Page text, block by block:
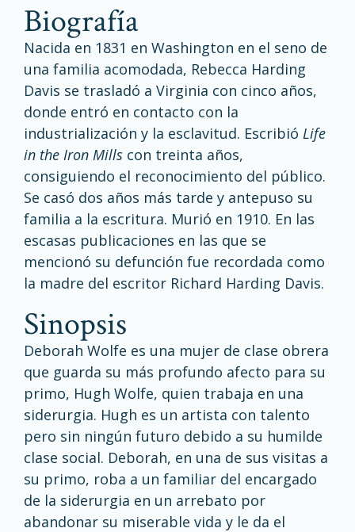
biografía
Nacida en 1831 en Washington en el seno de
una familia acomodada, Rebecca Harding
Davis se trasladó a Virginia con cinco años,
donde entró en contacto con la
industrialización y la esclavitud. Escribió Life
in the Iron Mills con treinta años,
consiguiendo el reconocimiento del público.
Se casó dos años más tarde y antepuso su
familia a la escritura. Murió en 1910. En las
escasas publicaciones en las que se
mencionó su defunción fue recordada como
la madre del escritor Richard Harding Davis.
sinopsis
Deborah Wolfe es una mujer de clase obrera
que guarda su más profundo afecto para su
primo, Hugh Wolfe, quien trabaja en una
siderurgia. Hugh es un artista con talento
pero sin ningún futuro debido a su humilde
clase social. Deborah, en una de sus visitas a
su primo, roba a un familiar del encargado
de la siderurgia en un arrebato por
abandonar su miserable vida y le da el